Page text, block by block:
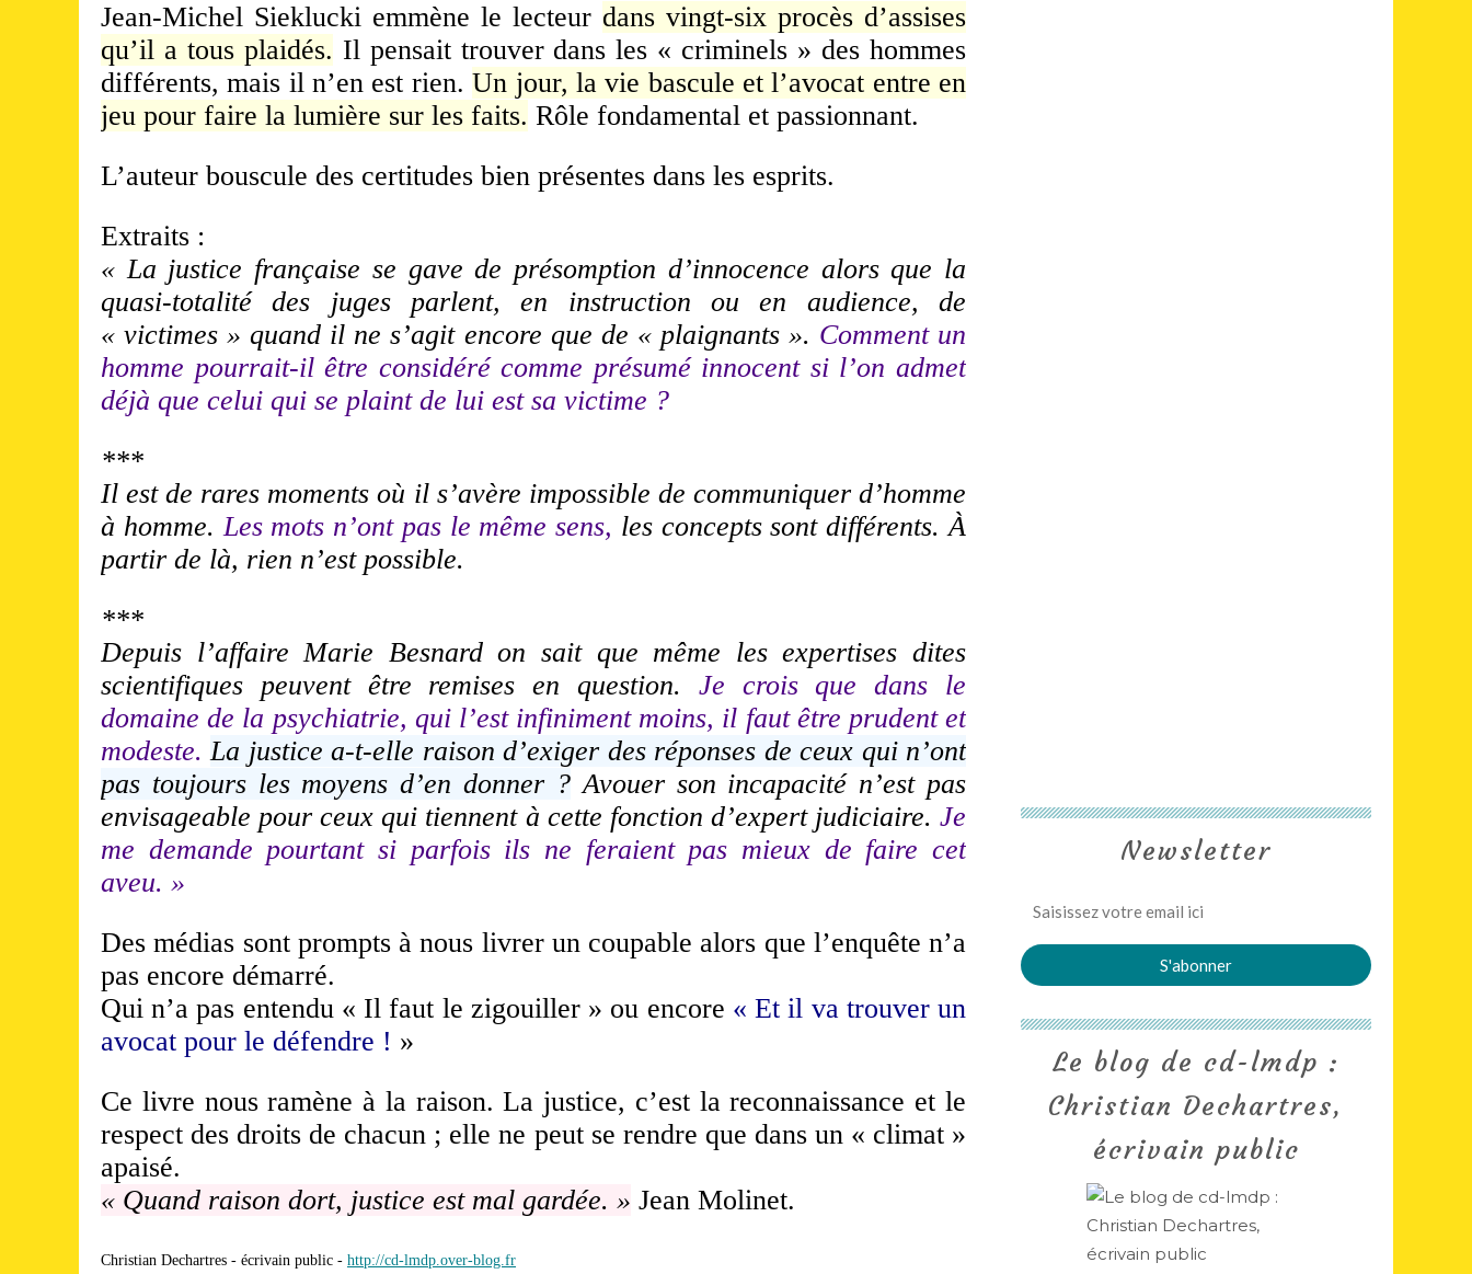
Jean-Michel Sieklucki emmène le lecteur dans vingt-six procès d’assises
qu’il a tous plaidés. Il pensait trouver dans les « criminels » des hommes
différents, mais il n’en est rien.Un jour, la vie bascule et l’avocat entre en
jeu pour faire la lumière sur les faits. Rôle fondamental et passionnant.
L’auteur bouscule des certitudes bien présentes dans les esprits.
Extraits :
« La justice française se gave de présomption d’innocence alors que la
quasi-totalité des juges parlent, en instruction ou en audience, de
« victimes » quand il ne s’agit encore que de « plaignants ». Comment un
homme pourrait-il être considéré comme présumé innocent si l’on admet
déjà que celui qui se plaint de lui est sa victime ?
***
Il est de rares moments où il s’avère impossible de communiquer d’homme
à homme.Les mots n’ont pas le même sens, les concepts sont différents. À
partir de là, rien n’est possible.
***
Depuis l’affaire Marie Besnard on sait que même les expertises dites
scientifiques peuvent être remises en question. Je crois que dans le
domaine de la psychiatrie, qui l’est infiniment moins, il faut être prudent et
modeste.La justice a-t-elle raison d’exiger des réponses de ceux qui n’ont
pas toujours les moyens d’en donner ?Avouer son incapacité n’est pas
envisageable pour ceux qui tiennent à cette fonction d’expert judiciaire. Je
me demande pourtant si parfois ils ne feraient pas mieux de faire cet
aveu. »
Des médias sont prompts à nous livrer un coupable alors que l’enquête n’a
pas encore démarré.
Qui n’a pas entendu « Il faut le zigouiller » ou encore « Et il va trouver un
avocat pour le défendre ! »
Ce livre nous ramène à la raison. La justice, c’est la reconnaissance et le
respect des droits de chacun ; elle ne peut se rendre que dans un « climat »
apaisé.
« Quand raison dort, justice est mal gardée. » Jean Molinet.
Christian Dechartres - écrivain public - http://cd-lmdp.over-blog.fr
Newsletter
Le blog de cd-lmdp :
Christian Dechartres,
écrivain public